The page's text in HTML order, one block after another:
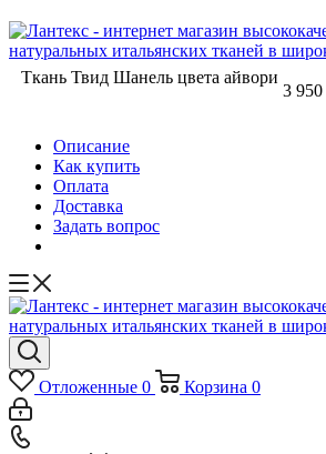
Ткань Твид Шанель цвета айвори
3 950
Описание
Как купить
Оплата
Доставка
Задать вопрос
Отложенные 0 Корзина 0